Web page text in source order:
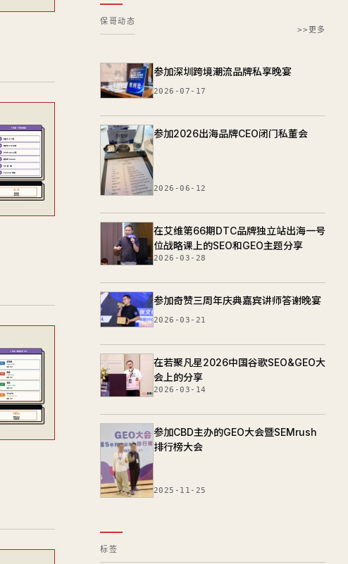
保哥动态
>>更多
参加深圳跨境潮流品牌私享晚宴
2026-07-17
参加2026出海品牌CEO闭门私董会
2026-06-12
在艾维第66期DTC品牌独立站出海一号
位战略课上的SEO和GEO主题分享
2026-03-28
参加奇赞三周年庆典嘉宾讲师答谢晚宴
2026-03-21
在若聚凡星2026中国谷歌SEO&GEO大
会上的分享
2026-03-14
参加CBD主办的GEO大会暨SEMrush
排行榜大会
2025-11-25
标签